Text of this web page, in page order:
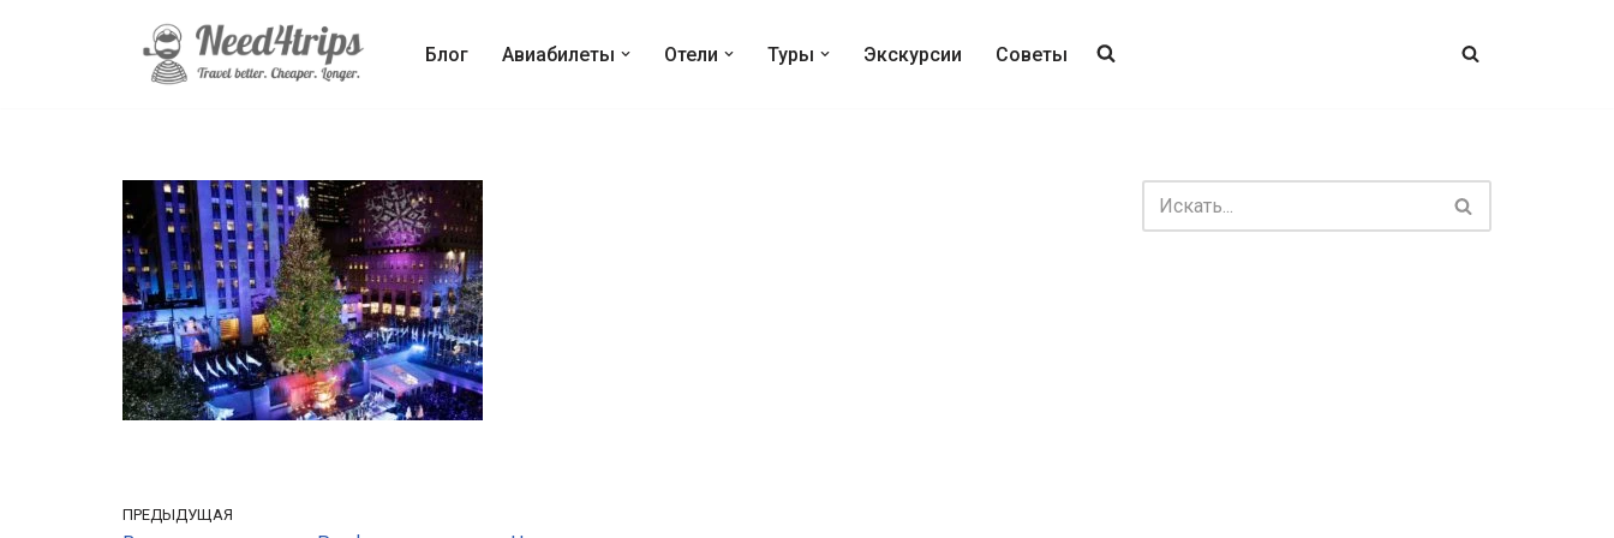
Блог Авиабилеты Отели Туры Экскурсии Советы
ПРЕДЫДУЩАЯ